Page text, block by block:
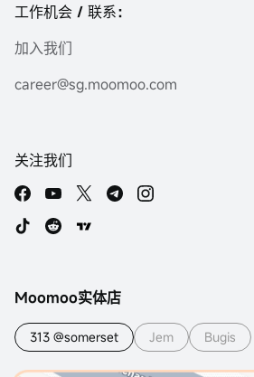
工作机会 / 联系：
加入我们
career@sg.moomoo.com
关注我们
Moomoo实体店
313 @somerset Jem Bugis